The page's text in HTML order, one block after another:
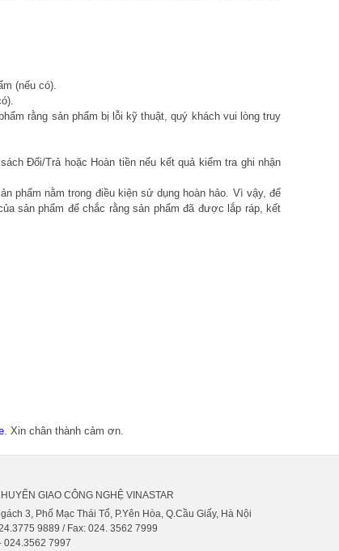
(nếu có).
rằng sản phẩm bị lỗi kỹ thuật, quý khách vui lòng truy
Đổi/Trả hoặc Hoàn tiền nếu kết quả kiểm tra ghi nhận
phẩm nằm trong điều kiện sử dụng hoàn hảo. Vì vậy, để
sản phẩm để chắc rằng sản phẩm đã được lắp ráp, kết
. Xin chân thành cảm ơn.
GIAO CÔNG NGHỆ VINASTAR
3, Phố Mạc Thái Tổ, P.Yên Hòa, Q.Cầu Giấy, Hà Nội
9889 / Fax: 024. 3562 7999
024.3562 7997